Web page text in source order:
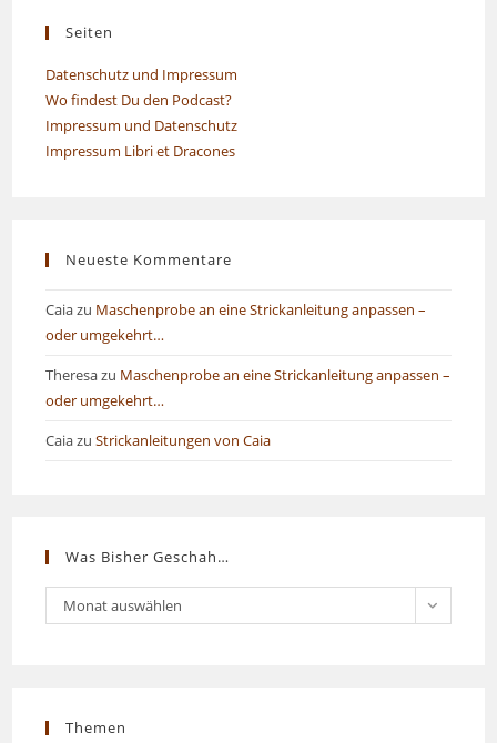
Seiten
Datenschutz und Impressum
Wo findest Du den Podcast?
Impressum und Datenschutz
Impressum Libri et Dracones
Neueste Kommentare
Caiazu Maschenprobe an eine Strickanleitung anpassen –
oder umgekehrt…
Theresazu Maschenprobe an eine Strickanleitung anpassen –
oder umgekehrt…
CaiazuStrickanleitungen von Caia
Was Bisher Geschah…
Was
bisher
Monat auswählen
Themen